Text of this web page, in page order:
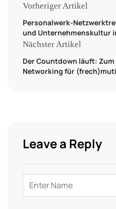
Vorheriger Artikel
Personalwerk-
und Unternehmenskultur
Nächster Artikel
Der Countdown läuft: Zum
Networking für
Leave a Reply